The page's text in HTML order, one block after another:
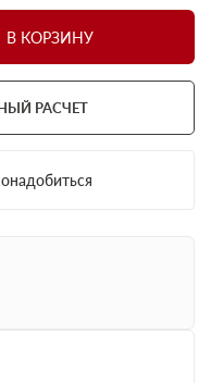
В КОРЗИНУ
РАСЧЕТ